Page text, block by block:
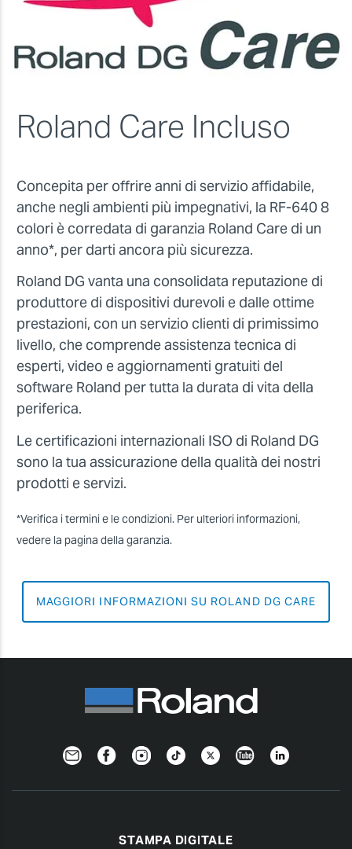
Roland Care Incluso
Concepita per offrire anni di servizio affidabile,
anche negli ambienti più impegnativi, la RF-640 8
colori è corredata di garanzia Roland Care di un
anno*, per darti ancora più sicurezza.
Roland DG vanta una consolidata reputazione di
produttore di dispositivi durevoli e dalle ottime
prestazioni, con un servizio clienti di primissimo
livello, che comprende assistenza tecnica di
esperti, video e aggiornamenti gratuiti del
software Roland per tutta la durata di vita della
periferica.
Le certificazioni internazionali ISO di Roland DG
sono la tua assicurazione della qualità dei nostri
prodotti e servizi.
*Verifica i termini e le condizioni. Per ulteriori informazioni,
vedere la pagina della garanzia.
MAGGIORI INFORMAZIONI SU ROLAND DG CARE
NewsletterFacebookInstagramTikTokTwitterYouTubeLinkedIn
STAMPA DIGITALE